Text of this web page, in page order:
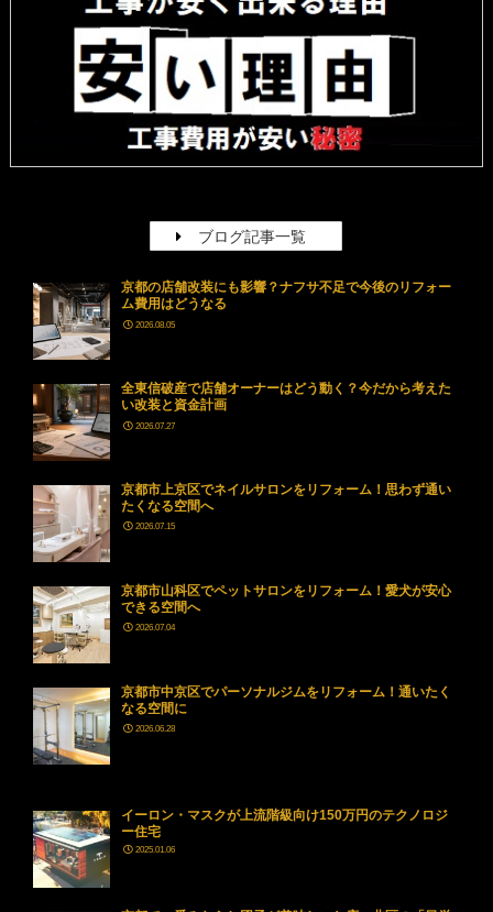
ブログ記事一覧
京都の店舗改装にも影響？ナフサ不足で今後のリフォー
ム費用はどうなる
2026.08.05
全東信破産で店舗オーナーはどう動く？今だから考えた
い改装と資金計画
2026.07.27
京都市上京区でネイルサロンをリフォーム！思わず通い
たくなる空間へ
2026.07.15
京都市山科区でペットサロンをリフォーム！愛犬が安心
できる空間へ
2026.07.04
京都市中京区でパーソナルジムをリフォーム！通いたく
なる空間に
2026.06.28
イーロン・マスクが上流階級向け150万円のテクノロジ
ー住宅
2025.01.06